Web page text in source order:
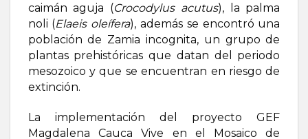
caimán aguja (Crocodylus acutus), la palma
noli (Elaeis oleífera), además se encontró una
población de Zamia incognita, un grupo de
plantas prehistóricas que datan del periodo
mesozoico y que se encuentran en riesgo de
extinción.
La implementación del proyecto GEF
Magdalena Cauca Vive en el Mosaico de